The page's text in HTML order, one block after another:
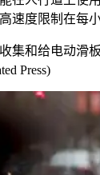
速度限制在每小
集和给电动滑
Press)